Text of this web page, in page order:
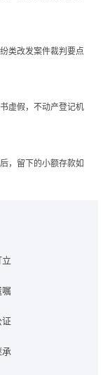
类改发案件裁判要点
虚假，不动产登记机
，留下的小额存款如
证
承